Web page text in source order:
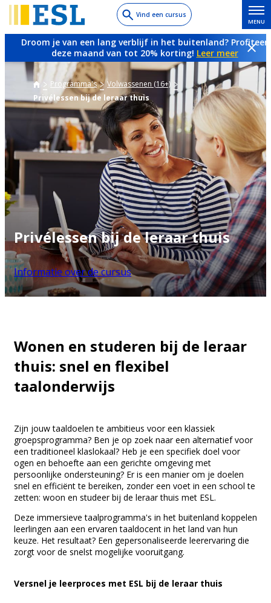
to
main
Vind een cursus
MENU
Droom je van een lang verblijf in het buitenland? Profiteer
deze maand van tot 20% korting! Leer meer
Programma's
Volwassenen (16+)
Privélessen bij de leraar thuis
Privélessen bij de leraar thuis
Informatie over de cursus
Wonen en studeren bij de leraar
thuis: snel en flexibel
taalonderwijs
Zijn jouw taaldoelen te ambitieus voor een klassiek
groepsprogramma? Ben je op zoek naar een alternatief voor
een traditioneel klaslokaal? Heb je een specifiek doel voor
ogen en behoefte aan een gerichte omgeving met
persoonlijke ondersteuning? Er is een manier om je doelen
snel en efficiënt te bereiken, zonder een voet in een school te
zetten: woon en studeer bij de leraar thuis met ESL.
Deze immersieve taalprogramma's in het buitenland koppelen
leerlingen aan een ervaren taaldocent in het land van hun
keuze. Het resultaat? Een gepersonaliseerde leerervaring die
zorgt voor de snelst mogelijke vooruitgang.
Versnel je leerproces met ESL bij de leraar thuis